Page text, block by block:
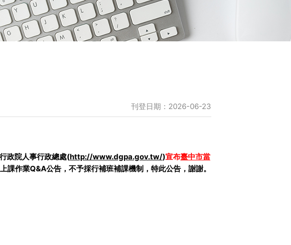
刊登日期：2026-06-23
行政院人事行政總處(http://www.dgpa.gov.tw/)宣布臺中市當
作業Q&A公告，不予採行補班補課機制，特此公告，謝謝。